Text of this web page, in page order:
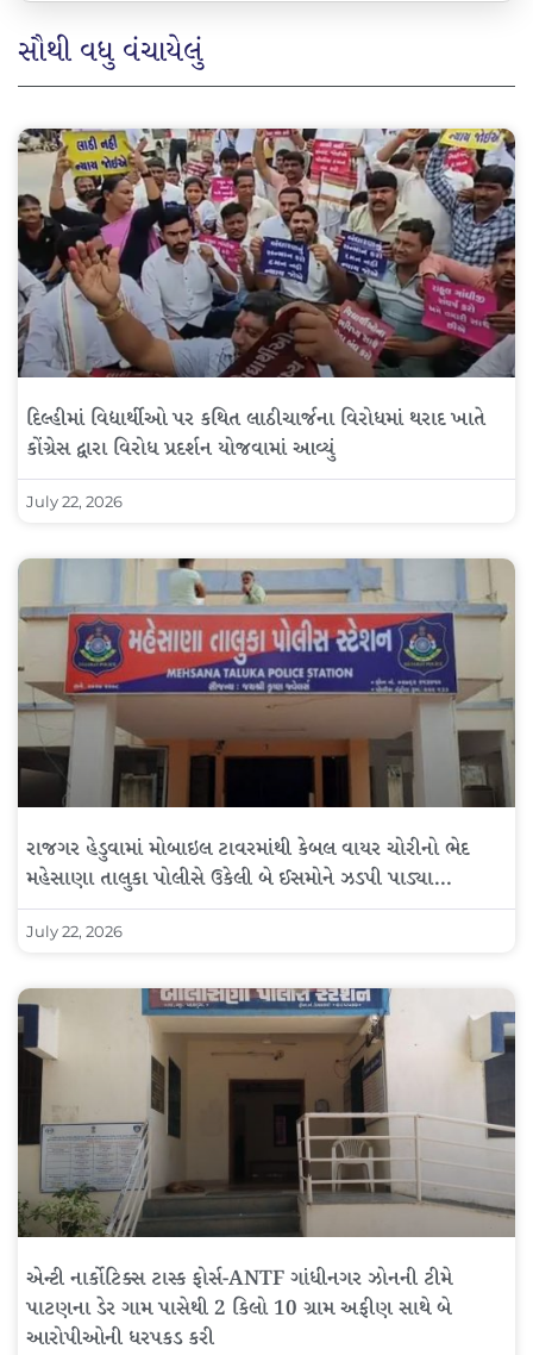
સૌથી વધુ વંચાયેલું
દિલ્હીમાં વિદ્યાર્થીઓ પર કથિત લાઠીચાર્જના વિરોધમાં થરાદ ખાતે
કોંગ્રેસ દ્વારા વિરોધ પ્રદર્શન યોજવામાં આવ્યું
July 22, 2026
રાજગર હેડુવામાં મોબાઇલ ટાવરમાંથી કેબલ વાયર ચોરીનો ભેદ
મહેસાણા તાલુકા પોલીસે ઉકેલી બે ઈસમોને ઝડપી પાડ્યા…
July 22, 2026
એન્ટી નાર્કોટિક્સ ટાસ્ક ફોર્સ-ANTF ગાંધીનગર ઝોનની ટીમે
પાટણના ડેર ગામ પાસેથી 2 કિલો 10 ગ્રામ અફીણ સાથે બે
આરોપીઓની ધરપકડ કરી